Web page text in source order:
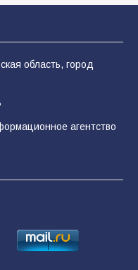
в августе
ходе
почему
— это
область, город
агентство